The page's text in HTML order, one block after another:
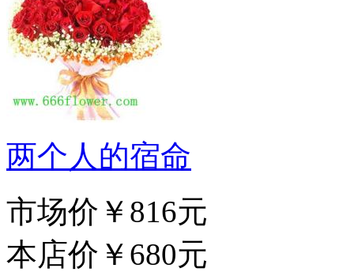
两个人的宿命
市场价 ￥816元
本店价 ￥680元